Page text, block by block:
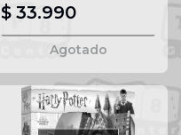
$ 33.990
Agotado